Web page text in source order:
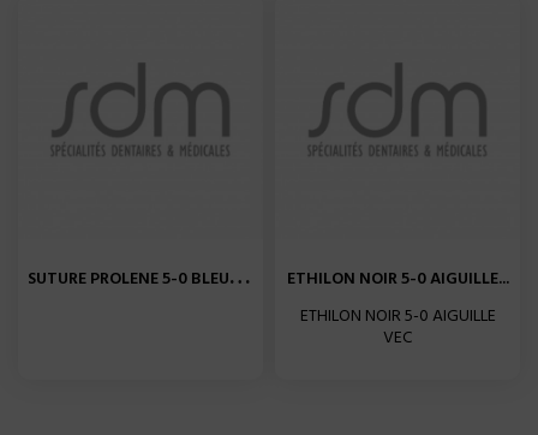
S
UTURE PROLENE 5-0 BLEU FS3...
ETHILON NOIR 5-0 AIGUILLE...
ETHILON NOIR 5-0 AIGUILLE
VEC